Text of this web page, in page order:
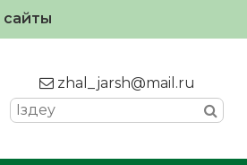
сайты
zhal_jarsh@mail.ru